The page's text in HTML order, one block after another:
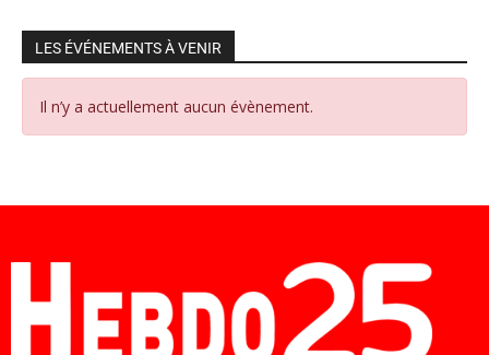
LES ÉVÉNEMENTS À VENIR
Il n’y a actuellement aucun évènement.